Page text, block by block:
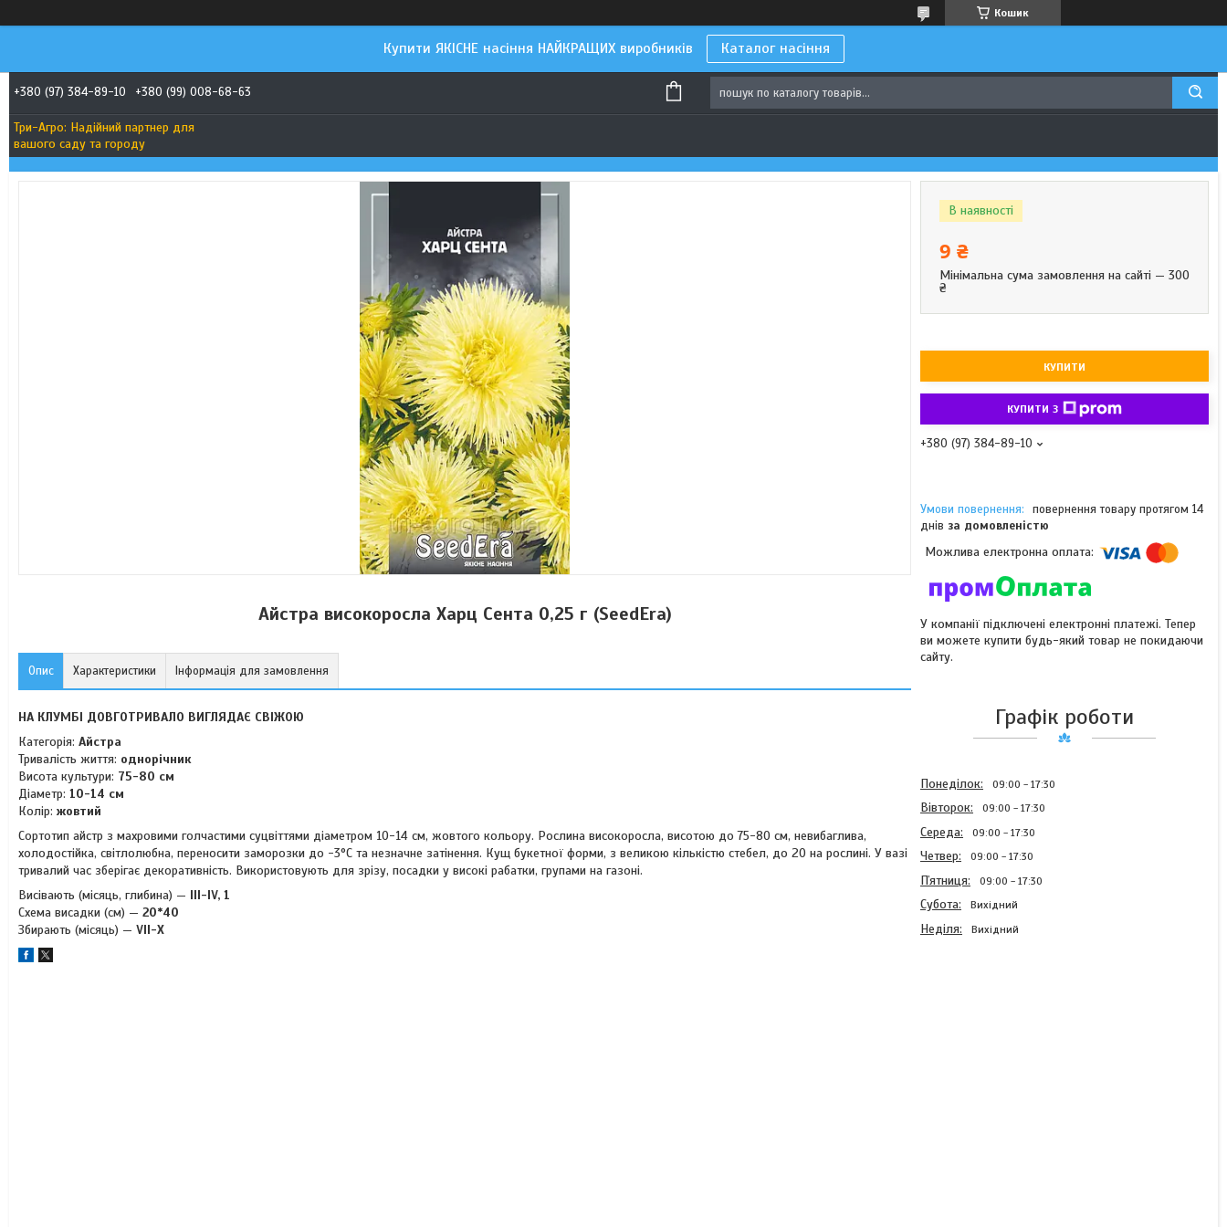
Кошик
Купити ЯКІСНЕ насіння НАЙКРАЩИХ виробників Каталог насіння
+380 (97) 384-89-10 +380 (99) 008-68-63
Три-Агро: Надійний партнер для
вашого саду та городу
Айстра високоросла Харц Сента 0,25 г (SeedEra)
Опис Характеристики Інформація для замовлення
НА КЛУМБІ ДОВГОТРИВАЛО ВИГЛЯДАЄ СВІЖОЮ
Категорія: Айстра
Тривалість життя: однорічник
Висота культури: 75-80 см
Діаметр: 10-14 см
Колір: жовтий
Сортотип айстр з махровими голчастими суцвіттями діаметром 10-14 см, жовтого кольору. Рослина високоросла, висотою до 75-80 см, невибаглива,
холодостійка, світлолюбна, переносити заморозки до -3°С та незначне затінення. Кущ букетної форми, з великою кількістю стебел, до 20 на рослині. У вазі
тривалий час зберігає декоративність. Використовують для зрізу, посадки у високі рабатки, групами на газоні.
Висівають (місяць, глибина) — III-IV, 1
Схема висадки (см) — 20*40
Збирають (місяць) — VII-X
В наявності
9 ₴
Мінімальна сума замовлення на сайті — 300
₴
КУПИТИ
КУПИТИ З
+380 (97) 384-89-10
повернення товару протягом 14
днів за домовленістю
У компанії підключені електронні платежі. Тепер
ви можете купити будь-який товар не покидаючи
сайту.
Графік роботи
Понеділок 09:00 17:30
Вівторок 09:00 17:30
Середа 09:00 17:30
Четвер 09:00 17:30
Пʼятниця 09:00 17:30
Субота Вихідний
Неділя Вихідний